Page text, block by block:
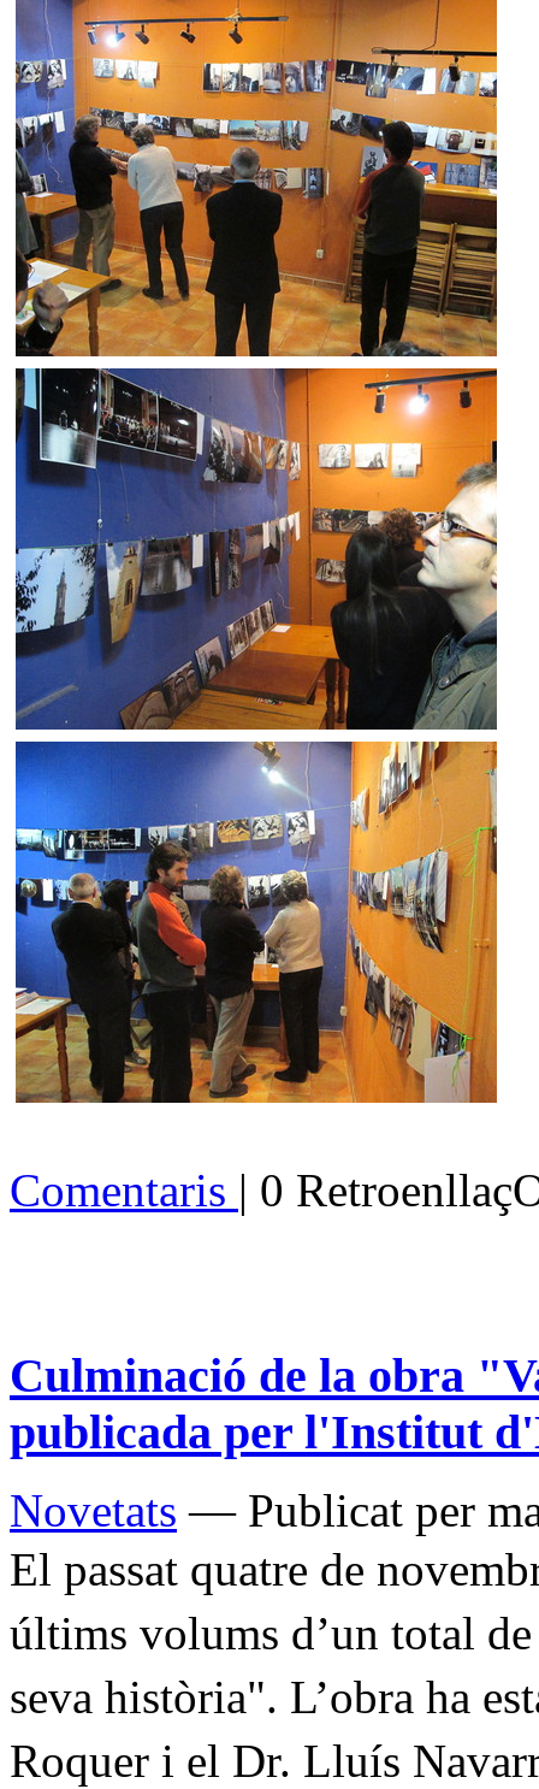
Comentaris | 0
Culminació de la obra
publicada per l'Institut
Novetats — Publicat per
El passat quatre de
últims volums d’un total
seva història". L’obra ha
Roquer i el Dr. Lluís